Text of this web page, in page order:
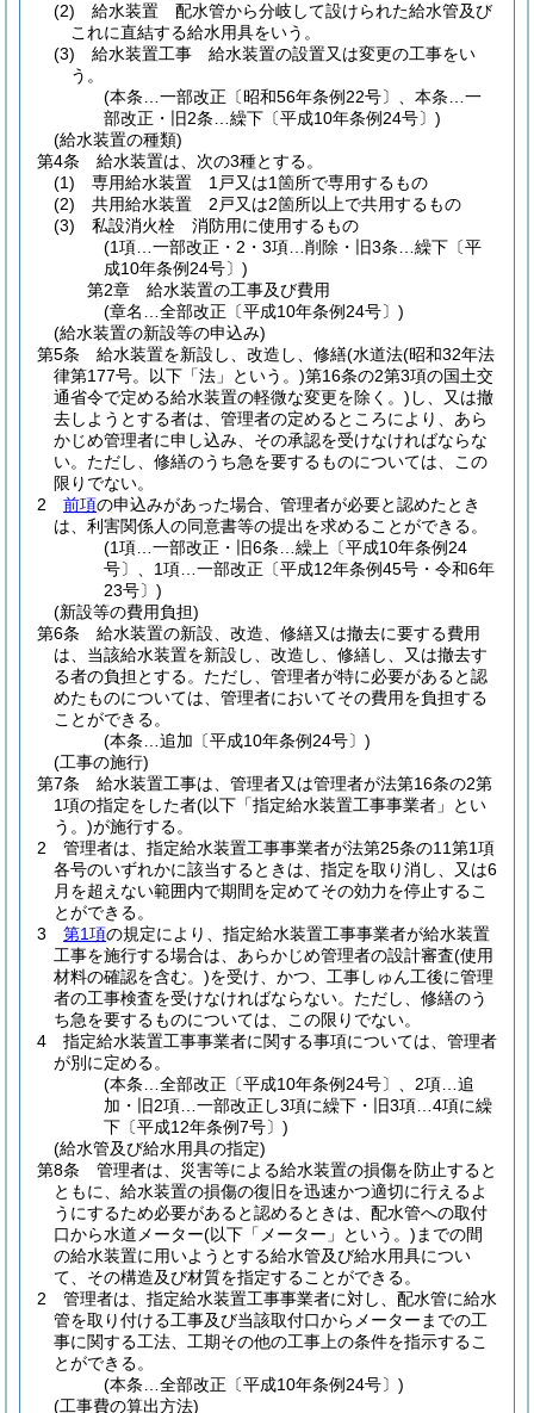
(2)
給水装置 配水管から分岐して設けられた給水管及び
これに直結する給水用具をいう。
(3)
給水装置工事 給水装置の設置又は変更の工事をい
う。
(本条…一部改正〔昭和56年条例22号〕、本条…一
部改正・旧2条…繰下〔平成10年条例24号〕)
(給水装置の種類)
第4条
給水装置は、次の3種とする。
(1)
専用給水装置 1戸又は1箇所で専用するもの
(2)
共用給水装置 2戸又は2箇所以上で共用するもの
(3)
私設消火栓 消防用に使用するもの
(1項…一部改正・2・3項…削除・旧3条…繰下〔平
成10年条例24号〕)
第2章
給水装置の工事及び費用
(章名…全部改正〔平成10年条例24号〕)
(給水装置の新設等の申込み)
第5条
給水装置を新設し、改造し、修繕(水道法(昭和32年法
律第177号。以下「法」という。)第16条の2第3項の国土交
通省令で定める給水装置の軽微な変更を除く。) し、又は撤
去しようとする者は、管理者の定めるところにより、あら
かじめ管理者に申し込み、その承認を受けなければならな
い。 ただし、修繕のうち急を要するものについては、この
限りでない。
2
前項の申込みがあった場合、管理者が必要と認めたとき
は、利害関係人の同意書等の提出を求めることができる。
(1項…一部改正・旧6条…繰上〔平成10年条例24
号〕、1項…一部改正〔平成12年条例45号・令和6年
23号〕)
(新設等の費用負担)
第6条
給水装置の新設、改造、修繕又は撤去に要する費用
は、当該給水装置を新設し、改造し、修繕し、又は撤去す
る者の負担とする。 ただし、管理者が特に必要があると認
めたものについては、管理者においてその費用を負担する
ことができる。
(本条…追加〔平成10年条例24号〕)
(工事の施行)
第7条
給水装置工事は、管理者又は管理者が法第16条の2第
1項の指定をした者(以下「指定給水装置工事事業者」とい
う。)が施行する。
2
管理者は、指定給水装置工事事業者が法第25条の11第1項
各号のいずれかに該当するときは、指定を取り消し、又は6
月を超えない範囲内で期間を定めてその効力を停止するこ
とができる。
3
第1項の規定により、指定給水装置工事事業者が給水装置
工事を施行する場合は、あらかじめ管理者の設計審査(使用
材料の確認を含む。)を受け、かつ、工事しゅん工後に管理
者の工事検査を受けなければならない。 ただし、修繕のう
ち急を要するものについては、この限りでない。
4
指定給水装置工事事業者に関する事項については、管理者
が別に定める。
(本条…全部改正〔平成10年条例24号〕、2項…追
加・旧2項…一部改正し3項に繰下・旧3項…4項に繰
下〔平成12年条例7号〕)
(給水管及び給水用具の指定)
第8条
管理者は、災害等による給水装置の損傷を防止すると
ともに、給水装置の損傷の復旧を迅速かつ適切に行えるよ
うにするため必要があると認めるときは、配水管への取付
口から水道メーター(以下「メーター」という。) までの間
の給水装置に用いようとする給水管及び給水用具につい
て、その構造及び材質を指定することができる。
2
管理者は、指定給水装置工事事業者に対し、配水管に給水
管を取り付ける工事及び当該取付口からメーターまでの工
事に関する工法、工期その他の工事上の条件を指示するこ
とができる。
(本条…全部改正〔平成10年条例24号〕)
(工事費の算出方法)